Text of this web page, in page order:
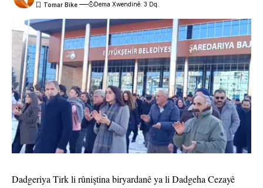
Dema Xwendinê: 3 Dq.
Dadgeriya Tirk li rûniştina biryardanê ya li Dadgeha Cezayê